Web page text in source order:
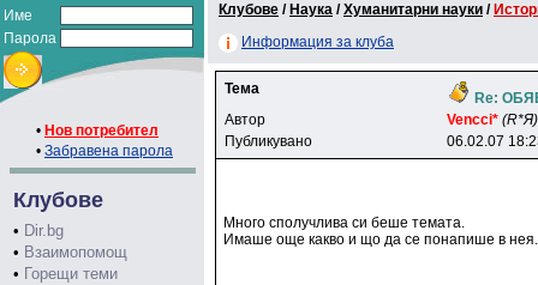
Име
Парола
• Нов потребител
• Забравена парола
Клубове
• Dir.bg
• Взаимопомощ
• Горещи теми
Клубове / Наука /Хуманитарни науки /
Информация за клуба
Тема
Re:
Автор
Vencci* (R*Я)
Публикувано
06.02.07
Много сполучлива си беше темата.
Имаше още какво и що да се понапише в нея.